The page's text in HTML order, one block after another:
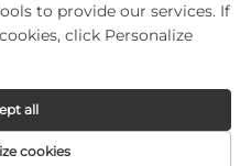
Enterprise
Privacy Policy
to provide our services. If
click Personalize
cookies
all